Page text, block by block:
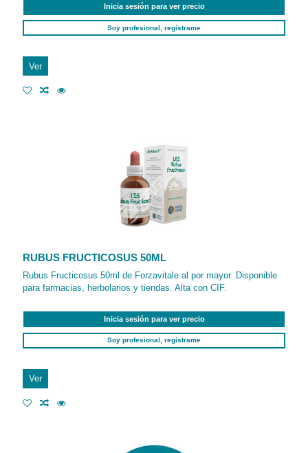
Inicia sesión para ver precio
Soy profesional, regístrame
Ver
RUBUS FRUCTICOSUS 50ML
Rubus Fructicosus 50ml de Forzavitale al por mayor. Disponible
para farmacias, herbolarios y tiendas. Alta con CIF.
Inicia sesión para ver precio
Soy profesional, regístrame
Ver